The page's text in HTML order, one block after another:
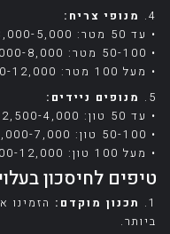
4.
מנופי צריח:
• עד 50 מטר: 3,000-5,000 ₪ ליום
• 50-100 מטר: 5,000-8,000 ₪ ליום
• מעל 100 מטר: 8,000-12,000 ₪ ליום
5.
מנופים ניידים:
• עד 50 טון: 2,500-4,000 ₪ ליום
• 50-100 טון: 4,000-7,000 ₪ ליום
• מעל 100 טון: 7,000-12,000 ₪ ליום
טיפים לחיסכון
1. תכנון מוקדם: הזמינו
ביותר.